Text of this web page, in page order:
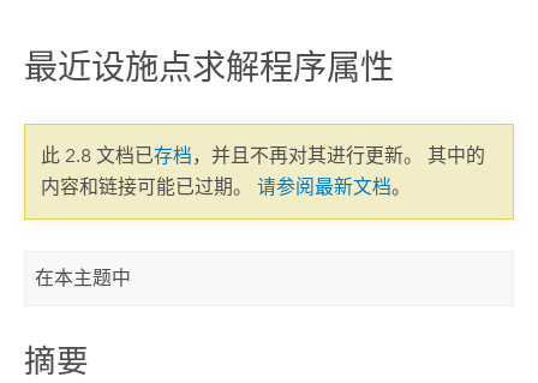
最近设施点求解程序属性
此 2.8 文档已存档，并且不再对其进行更新。 其中的
内容和链接可能已过期。 请参阅最新文档。
在本主题中
摘要